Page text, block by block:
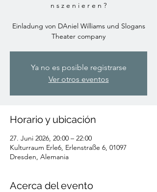
n s z e n i e r e n ?
Einladung von DAniel Williams und Slogans
Theater company
Ya no es posible registrarse
Ver otros eventos
Horario y ubicación
27. Juni 2026, 20:00 – 22:00
Kulturraum Erle6, Erlenstraße 6, 01097
Dresden, Alemania
Acerca del evento